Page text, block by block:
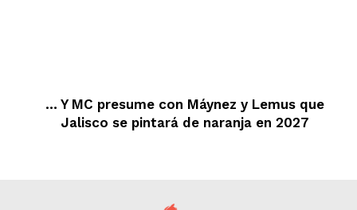
… Y MC presume con Máynez y Lemus que
Jalisco se pintará de naranja en 2027